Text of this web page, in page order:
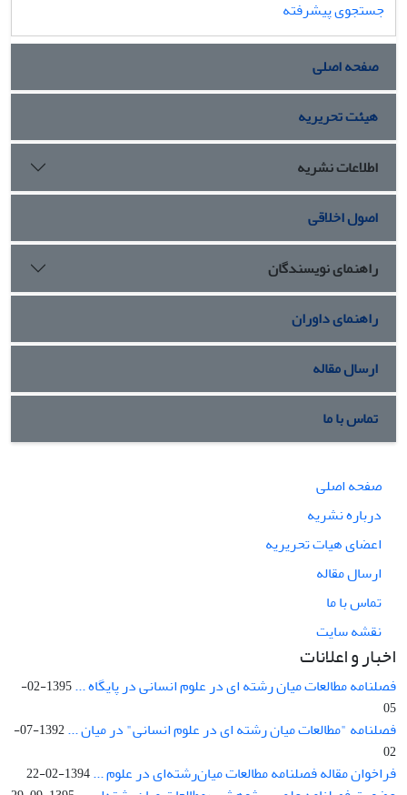
جستجوی پیشرفته
صفحه اصلی
هیئت تحریریه
اطلاعات نشریه
اصول اخلاقی
راهنمای نویسندگان
راهنمای داوران
ارسال مقاله
تماس با ما
صفحه اصلی
درباره نشریه
اعضای هیات تحریریه
ارسال مقاله
تماس با ما
نقشه سایت
اخبار و اعلانات
فصلنامه مطالعات میان رشته ای در علوم انسانی در پایگاه ...
1395-02-
05
فصلنامه "مطالعات میان رشته ای در علوم انسانی" در میان ...
1392-07-
02
فراخوان مقاله فصلنامه مطالعات میان‌رشته‌ای در علوم ...1394-02-22